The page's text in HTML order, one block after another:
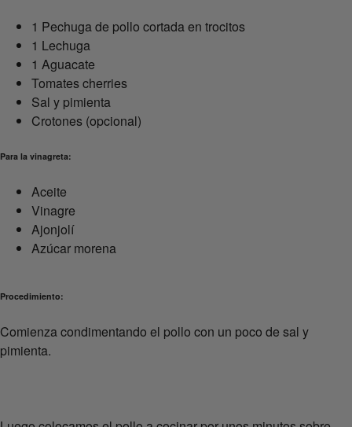
1 Pechuga de pollo cortada en trocitos
1 Lechuga
1 Aguacate
Tomates cherries
Sal y pimienta
Crotones (opcional)
Para la vinagreta:
Aceite
Vinagre
Ajonjolí
Azúcar morena
Procedimiento:
Comienza condimentando el pollo con un poco de sal y
pimienta.